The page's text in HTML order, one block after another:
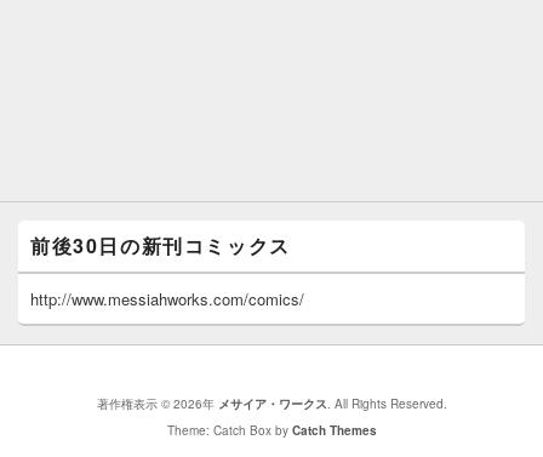
前後30日の新刊コミックス
http://www.messiahworks.com/comics/
著作権表示 © 2026年 メサイア・ワークス. All Rights Reserved.
Theme: Catch Box by Catch Themes